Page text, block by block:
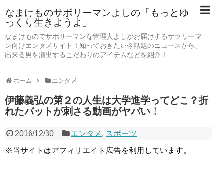
なまけものサボリーマンよしの「もっとゆ
っくり生きようよ」
なまけものでサボリーマンな管理人よしがお届けするサラリーマ
ン向けエンタメサイト！知っておきたい今話題のニュースから、
出来る男を演出するこだわりのアイテムなどを紹介！
ホーム エンタメ
伊藤義弘の第２の人生は大学進学ってどこ？折
れたバットが刺さる動画がヤバい！
2016/12/30 エンタメ , スポーツ
※当サイトはアフィリエイト広告を利用しています。